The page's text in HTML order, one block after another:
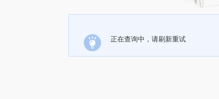
正在查询中，请刷新重试